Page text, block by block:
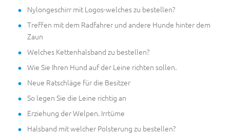
Nylongeschirr mit Logos-welches zu bestellen?
Treffen mit dem Radfahrer und andere Hunde hinter dem
Zaun
Welches Kettenhalsband zu bestellen?
Wie Sie Ihren Hund auf der Leine richten sollen.
Neue Ratschläge für die Besitzer
So legen Sie die Leine richtig an
Erziehung der Welpen. Irrtüme
Halsband mit welcher Polsterung zu bestellen?